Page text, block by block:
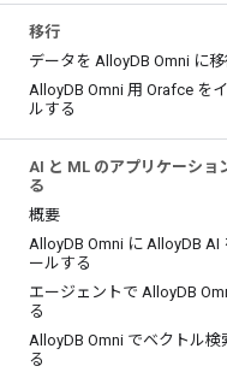
移行
データを AlloyDB Omni に
AlloyDB Omni 用 Orafce を
ルする
AI と ML のアプリケーショ
る
概要
AlloyDB Omni に AlloyDB AI
ールする
エージェントで AlloyDB
る
AlloyDB Omni でベクトル検
る